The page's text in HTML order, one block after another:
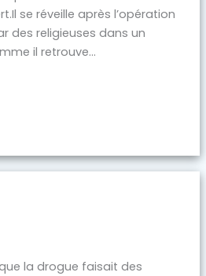
se réveille après l’opération
des religieuses dans un
il retrouve...
la drogue faisait des